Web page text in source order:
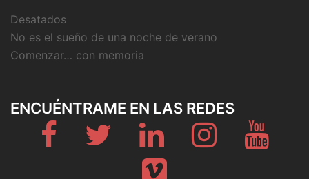
Desatados
No es el sueño de una noche de verano
Comenzar… con memoria
ENCUÉNTRAME EN LAS REDES
Fb Twitter Linkedin Instagram
Vimeo